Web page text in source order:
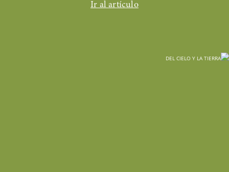
Ir al artículo